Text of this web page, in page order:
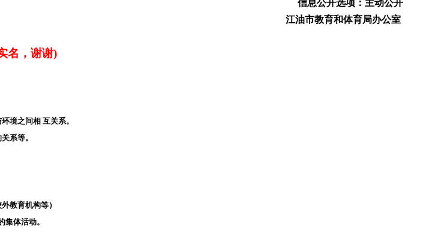
信息公开选项：主动公开
江油市教育和体育局办公室
名，谢谢)
境之间相 互关系。
系等。
教育机构等）
集体活动。